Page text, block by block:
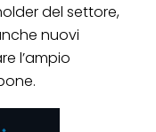
del settore,
nuovi
l’ampio